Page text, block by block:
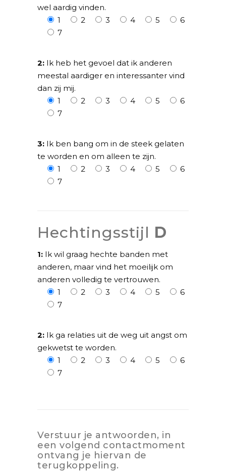
wel aardig vinden.
1
2 3 4 5
6
7
2: Ik heb het gevoel dat ik anderen
meestal aardiger en interessanter vind
dan zij mij.
1
2 3 4 5
6
7
3: Ik ben bang om in de steek gelaten
te worden en om alleen te zijn.
1
2 3 4 5
6
7
Hechtingsstijl D
1: Ik wil graag hechte banden met
anderen, maar vind het moeilijk om
anderen volledig te vertrouwen.
1
2 3 4 5
6
7
2: Ik ga relaties uit de weg uit angst om
gekwetst te worden.
1
2 3 4 5
6
7
Verstuur je antwoorden, in
een volgend contactmoment
ontvang je hiervan de
terugkoppeling.